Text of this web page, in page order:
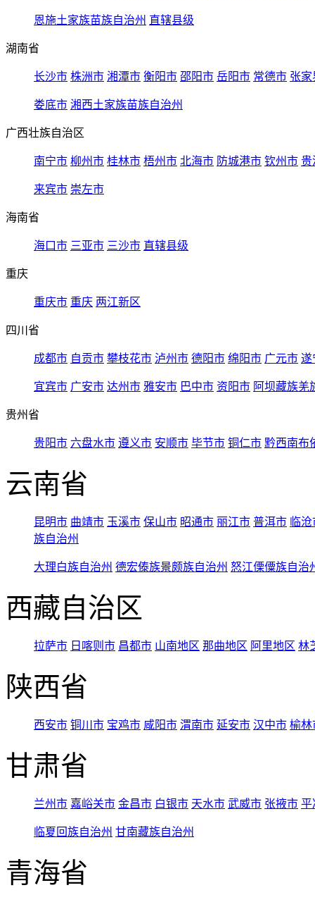
恩施土家族苗族自治州 直辖县级
湖南省
长沙市 株洲市 湘潭市 衡阳市 邵阳市 岳阳市 常德市 张家
娄底市 湘西土家族苗族自治州
广西壮族自治区
南宁市 柳州市 桂林市 梧州市 北海市 防城港市 钦州市 贵
来宾市 崇左市
海南省
海口市 三亚市 三沙市 直辖县级
重庆
重庆市 重庆 两江新区
四川省
成都市 自贡市 攀枝花市 泸州市 德阳市 绵阳市 广元市 遂
宜宾市 广安市 达州市 雅安市 巴中市 资阳市 阿坝藏族羌
贵州省
贵阳市 六盘水市 遵义市 安顺市 毕节市 铜仁市 黔西南布
云南省
昆明市 曲靖市 玉溪市 保山市 昭通市 丽江市 普洱市 临
族自治州
大理白族自治州 德宏傣族景颇族自治州 怒江傈僳族自治
西藏自治区
拉萨市 日喀则市 昌都市 山南地区 那曲地区 阿里地区 林
陕西省
西安市 铜川市 宝鸡市 咸阳市 渭南市 延安市 汉中市 榆林
甘肃省
兰州市 嘉峪关市 金昌市 白银市 天水市 武威市 张掖市 平
临夏回族自治州 甘南藏族自治州
青海省